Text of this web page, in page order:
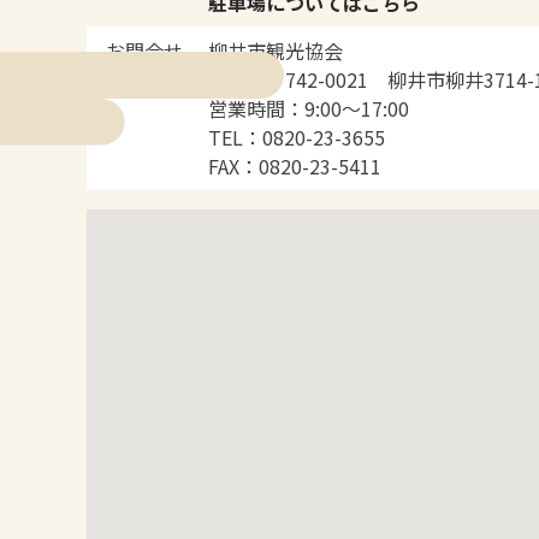
お問合せ
柳井市観光協会
住所：〒742-0021 柳井市柳井
営業時間：9:00～17:00
TEL：0820-23-3655
FAX：0820-23-5411